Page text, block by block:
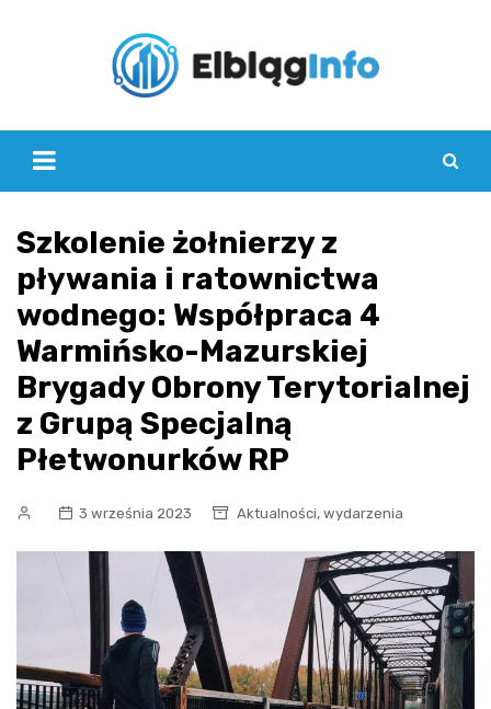
Szkolenie żołnierzy z
pływania i ratownictwa
wodnego: Współpraca 4
Warmińsko-Mazurskiej
Brygady Obrony Terytorialnej
z Grupą Specjalną
Płetwonurków RP
3 września 2023 Aktualności, wydarzenia